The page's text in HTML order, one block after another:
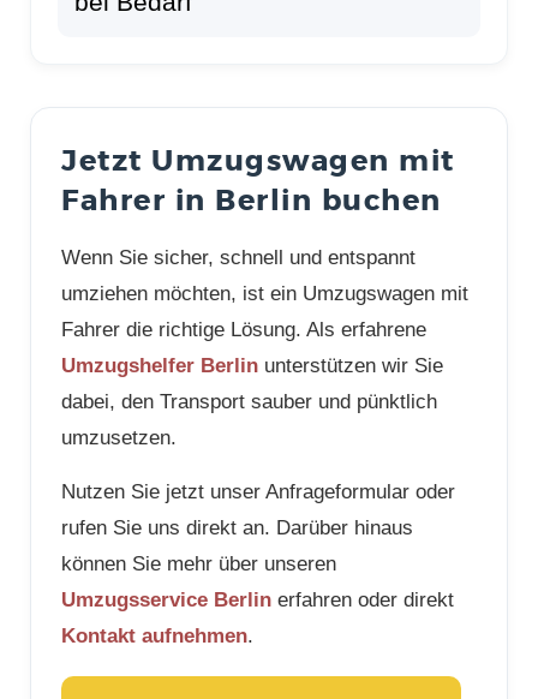
Jetzt Umzugswagen mit
Fahrer in Berlin buchen
Wenn Sie sicher, schnell und entspannt
umziehen möchten, ist ein Umzugswagen mit
Fahrer die richtige Lösung. Als erfahrene
Umzugshelfer Berlin unterstützen wir Sie
dabei, den Transport sauber und pünktlich
umzusetzen.
Nutzen Sie jetzt unser Anfrageformular oder
rufen Sie uns direkt an. Darüber hinaus
können Sie mehr über unseren
Umzugsservice Berlin erfahren oder direkt
Kontakt aufnehmen.